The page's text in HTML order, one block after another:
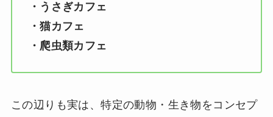
・うさぎカフェ
・猫カフェ
・爬虫類カフェ
この辺りも実は、特定の動物・生き物をコンセプ